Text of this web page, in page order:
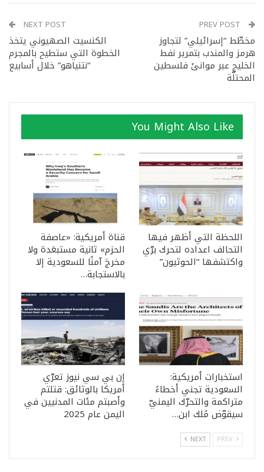
مخطّط “إسرائيلي” لتجاوز
هرمز والمندب بتمرير نفط
الخليج عبر موانئ فلسطين
المحتلّة
NEXT POST
الكنسيت الصهيوني يتخذ
الخطوة التي ستطيح بالمجرم
“نتنياهو” خلال أسابيع
You Might Also Like
اللحظة التي أظهر فيها
التحالف اعداده لتحرك برّي
واكتشفها “الحوثيون”
قناة أمريكية: «عاصفة
الحزم» ثانية مستبعَدة ولا
مخرجَ آمنًا للسعودية إلا
بالاستجابة…
استخبارات أمريكية:
السعودية تجني أخطاءً
متراكمة والتحرّك اليمنيّ
سيقوّض مُلك ابن…
إن بي سي نيوز تعرّي
أمريكا بالوثائق: قتلتم
وأصبتم مئات المدنيين في
اليمن عام 2025
NEXT